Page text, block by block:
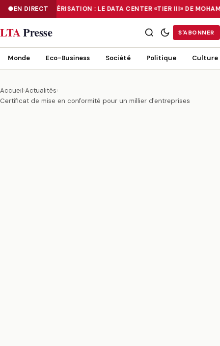
EN DIRECTNUMÉRISATION : LE DATA CENTER «TIER III» DE
NUMÉRISATION : LE DATA CENTER «TIER III» DE MOHAMMADIA, UN
LTAPresse S'ABONNER
Monde Eco-Business Société Politique Culture
Accueil›Actualités›
Certificat de mise en conformité pour un millier d'entreprises